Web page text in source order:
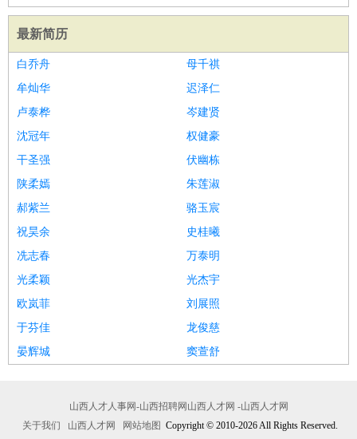
最新简历
白乔舟
母千祺
牟灿华
迟泽仁
卢泰桦
岑建贤
沈冠年
权健豪
干圣强
伏幽栋
陕柔嫣
朱莲淑
郝紫兰
骆玉宸
祝昊余
史桂曦
冼志春
万泰明
光柔颖
光杰宇
欧岚菲
刘展照
于芬佳
龙俊慈
晏辉城
窦萱舒
山西人才人事网-山西招聘网山西人才网 -山西人才网
关于我们
山西人才网 网站地图 Copyright © 2010-2026 All Rights Reserved.